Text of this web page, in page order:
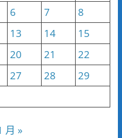
6 7
8
13 14
15
20 21
22
27 28
29
月 »